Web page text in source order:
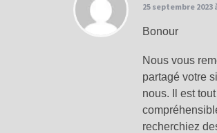
25 septembre 2023
Bonour
Nous vous
partagé votre
nous. Il est
recherchiez